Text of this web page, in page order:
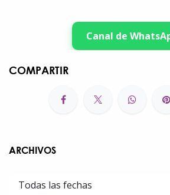
Canal de
COMPARTIR
ARCHIVOS